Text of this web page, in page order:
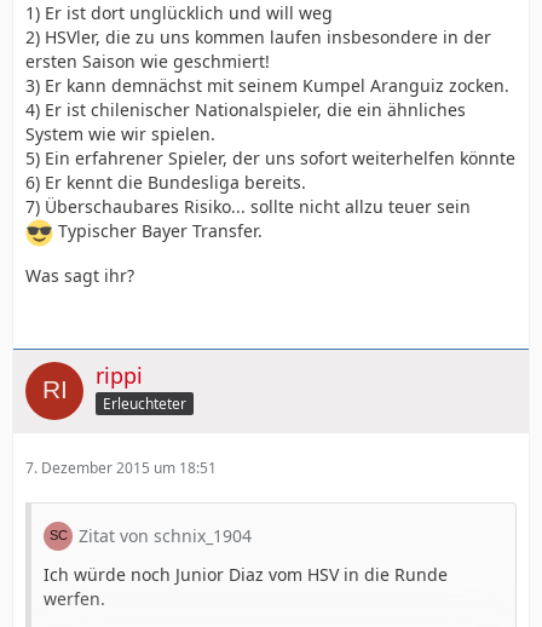
1) Er ist dort unglücklich und will weg
2) HSVler, die zu uns kommen laufen insbesondere in der
ersten Saison wie geschmiert!
3) Er kann demnächst mit seinem Kumpel Aranguiz zocken.
4) Er ist chilenischer Nationalspieler, die ein ähnliches
System wie wir spielen.
5) Ein erfahrener Spieler, der uns sofort weiterhelfen könnte
6) Er kennt die Bundesliga bereits.
7) Überschaubares Risiko... sollte nicht allzu teuer sein
Typischer Bayer Transfer.
Was sagt ihr?
rippi
Erleuchteter
7. Dezember 2015 um 18:51
Zitat von schnix_1904
Ich würde noch Junior Diaz vom HSV in die Runde
werfen.